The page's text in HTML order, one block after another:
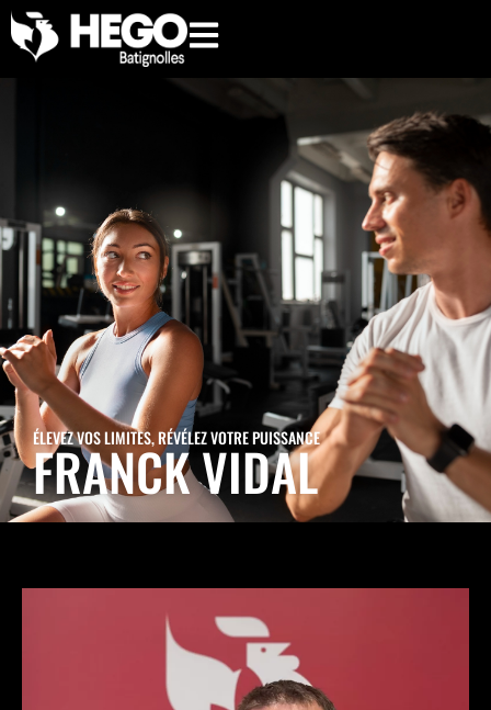
hego.paris
ÉLEVEZ VOS LIMITES, RÉVÉLEZ VOTRE PUISSANCE
FRANCK VIDAL